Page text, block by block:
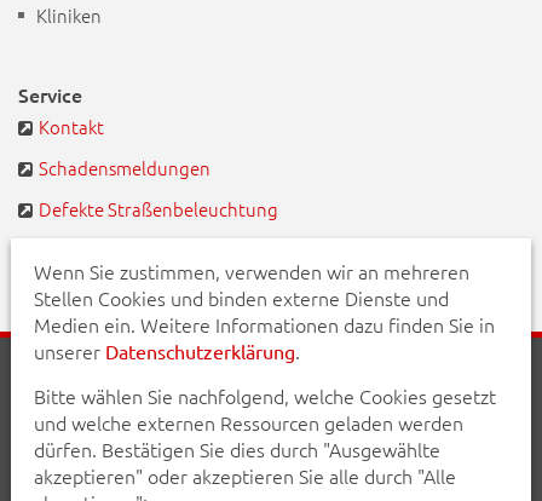
Kliniken
Service
Kontakt
Schadensmeldungen
Defekte Straßenbeleuchtung
Inhalt
Erklärung zur Barrierefreiheit
Datenschutzerklärung
Impressum
Teilen Sie diese Seite mit Ihren Bekannten:
Wenn Sie zustimmen, verwenden wir an mehreren
Stellen Cookies und binden externe Dienste und
Medien ein. Weitere Informationen dazu finden Sie in
unserer Datenschutzerklärung.
Bitte wählen Sie nachfolgend, welche Cookies gesetzt
und welche externen Ressourcen geladen werden
dürfen. Bestätigen Sie dies durch "Ausgewählte
akzeptieren" oder akzeptieren Sie alle durch "Alle